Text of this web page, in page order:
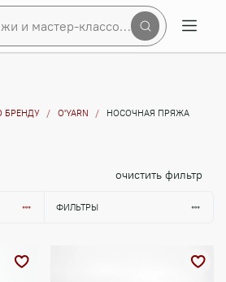
и мастер-классов по сайту
БРЕНДУ O'YARN НОСОЧНАЯ ПРЯЖА
очистить фильтр
ФИЛЬТРЫ